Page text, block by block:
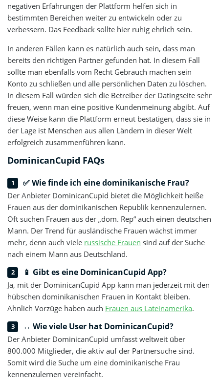
negativen Erfahrungen der Plattform helfen sich in
bestimmten Bereichen weiter zu entwickeln oder zu
verbessern. Das Feedback sollte hier ruhig ehrlich sein.
In anderen Fällen kann es natürlich auch sein, dass man
bereits den richtigen Partner gefunden hat. In diesem Fall
sollte man ebenfalls vom Recht Gebrauch machen sein
Konto zu schließen und alle persönlichen Daten zu löschen.
In diesem Fall würden sich die Betreiber der Datingseite sehr
freuen, wenn man eine positive Kundenmeinung abgibt. Auf
diese Weise kann die Plattform erneut bestätigen, dass sie in
der Lage ist Menschen aus allen Ländern in dieser Welt
erfolgreich zusammenführen kann.
DominicanCupid FAQs
✅ Wie finde ich eine dominikanische Frau?
Der Anbieter DominicanCupid bietet die Möglichkeit heiße
Frauen aus der dominikanischen Republik kennenzulernen.
Oft suchen Frauen aus der „dom. Rep“ auch einen deutschen
Mann. Der Trend für ausländische Frauen wächst immer
mehr, denn auch viele russische Frauen sind auf der Suche
nach einem Mann aus Deutschland.
📱 Gibt es eine DominicanCupid App?
Ja, mit der DominicanCupid App kann man jederzeit mit den
hübschen dominikanischen Frauen in Kontakt bleiben.
Ähnlich Vorzüge haben auch Frauen aus Lateinamerika.
↔️ Wie viele User hat DominicanCupid?
Der Anbieter DominicanCupid umfasst weltweit über
800.000 Mitglieder, die aktiv auf der Partnersuche sind.
Somit wird die Suche um eine dominikanische Frau
kennenzulernen vereinfacht.